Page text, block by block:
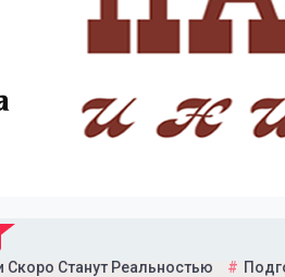
Скоро Станут Реальностью